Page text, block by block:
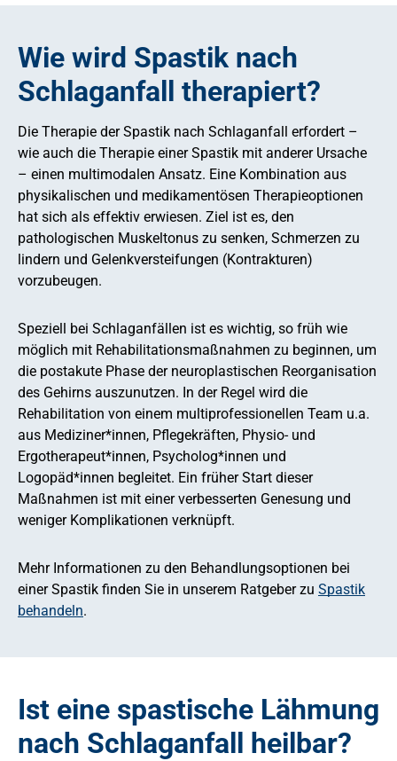
Wie wird Spastik nach
Schlaganfall therapiert?
Die Therapie der Spastik nach Schlaganfall erfordert –
wie auch die Therapie einer Spastik mit anderer Ursache
– einen multimodalen Ansatz. Eine Kombination aus
physikalischen und medikamentösen Therapieoptionen
hat sich als effektiv erwiesen. Ziel ist es, den
pathologischen Muskeltonus zu senken, Schmerzen zu
lindern und Gelenkversteifungen (Kontrakturen)
vorzubeugen.
Speziell bei Schlaganfällen ist es wichtig, so früh wie
möglich mit Rehabilitationsmaßnahmen zu beginnen, um
die postakute Phase der neuroplastischen Reorganisation
des Gehirns auszunutzen. In der Regel wird die
Rehabilitation von einem multiprofessionellen Team u.a.
aus Mediziner*innen, Pflegekräften, Physio- und
Ergotherapeut*innen, Psycholog*innen und
Logopäd*innen begleitet. Ein früher Start dieser
Maßnahmen ist mit einer verbesserten Genesung und
weniger Komplikationen verknüpft.
Mehr Informationen zu den Behandlungsoptionen bei
einer Spastik finden Sie in unserem Ratgeber zu Spastik
behandeln.
Ist eine spastische Lähmung
nach Schlaganfall heilbar?